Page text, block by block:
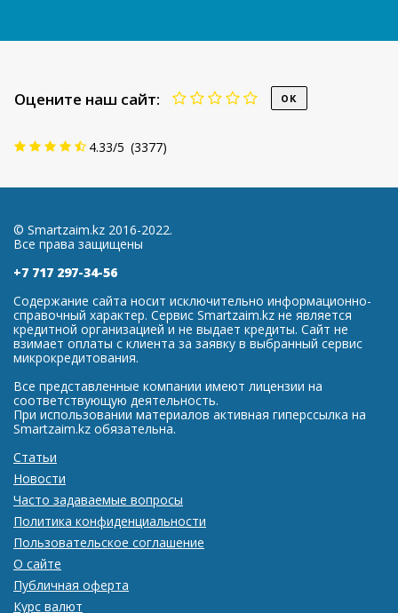
Оцените наш сайт:
4.33/5 (3377)
© Smartzaim.kz 2016-2022.
Все права защищены
+7 717 297-34-56
Содержание сайта носит исключительно информационно-
справочный характер. Сервис Smartzaim.kz не является
кредитной организацией и не выдает кредиты. Сайт не
взимает оплаты с клиента за заявку в выбранный сервис
микрокредитования.
Все представленные компании имеют лицензии на
соответствующую деятельность.
При использовании материалов активная гиперссылка на
Smartzaim.kz обязательна.
Статьи
Новости
Часто задаваемые вопросы
Политика конфиденциальности
Пользовательское соглашение
О сайте
Публичная оферта
Курс валют